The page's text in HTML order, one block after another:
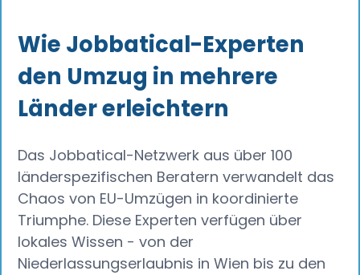
Wie Jobbatical-Experten
den Umzug in mehrere
Länder erleichtern
Das Jobbatical-Netzwerk aus über 100
länderspezifischen Beratern verwandelt das
Chaos von EU-Umzügen in koordinierte
Triumphe. Diese Experten verfügen über
lokales Wissen - von der
Niederlassungserlaubnis in Wien bis zu den